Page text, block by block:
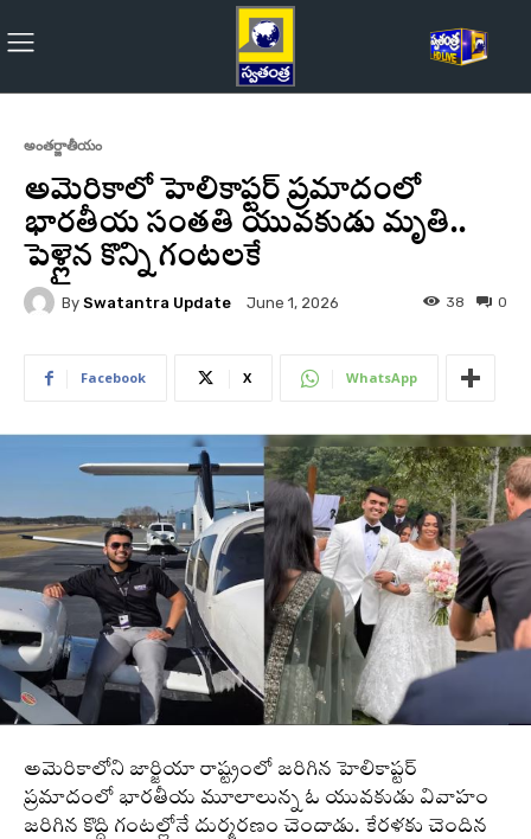
అంతర్జాతీయం
అమెరికాలో హెలికాప్టర్‌ ప్రమాదంలో
భారతీయ సంతతి యువకుడు మృతి..
పెళ్లైన కొన్ని గంటలకే
By Swatantra Update June 1, 2026 0
38
Facebook X WhatsApp
అమెరికాలోని జార్జియా రాష్ట్రంలో జరిగిన హెలికాప్టర్
ప్రమాదంలో భారతీయ మూలాలున్న ఓ యువకుడు వివాహం
జరిగిన కొద్ది గంటల్లోనే దుర్మరణం చెందాడు. కేరళకు చెందిన